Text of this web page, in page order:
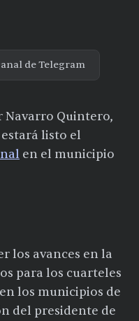
de Telegram
Navarro Quintero,
listo el
en el municipio
los avances en la
para los cuarteles
los municipios de
del presidente de